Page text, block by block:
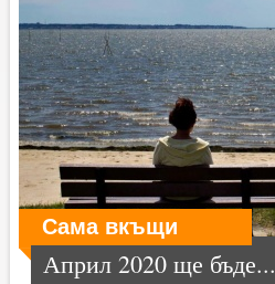
Сама вкъщи
Април 2020 ще бъде...